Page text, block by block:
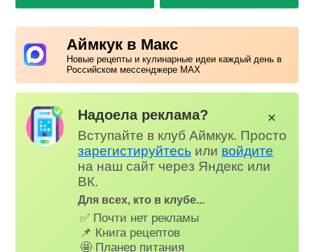
Аймкук в Макс
Новые рецепты и кулинарные идеи каждый день в
Российском мессенджере MAX
Надоела реклама?
Вступайте в клуб Аймкук. Просто
зарегистируйтесь или войдите
на наш сайт через Яндекс или
ВК.
Для всех, кто в клубе...
✅ Почти нет рекламы
📌 Книга рецептов
🤩 Планер питания
✕